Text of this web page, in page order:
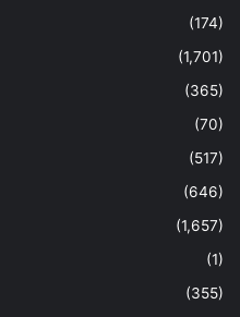
(174)
(1,701)
(365)
(70)
(517)
(646)
(1,657)
(1)
(355)